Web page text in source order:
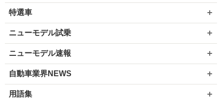
特選車
ニューモデル試乗
ニューモデル速報
自動車業界NEWS
用語集